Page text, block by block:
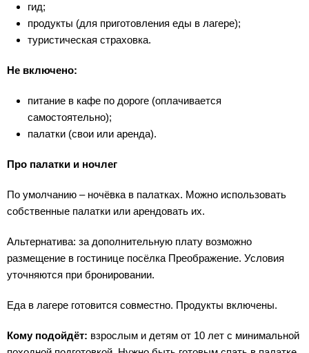
гид;
продукты (для приготовления еды в лагере);
туристическая страховка.
Не включено:
питание в кафе по дороге (оплачивается
самостоятельно);
палатки (свои или аренда).
Про палатки и ночлег
По умолчанию – ночёвка в палатках. Можно использовать
собственные палатки или арендовать их.
Альтернатива: за дополнительную плату возможно
размещение в гостинице посёлка Преображение. Условия
уточняются при бронировании.
Еда в лагере готовится совместно. Продукты включены.
Кому подойдёт: взрослым и детям от 10 лет с минимальной